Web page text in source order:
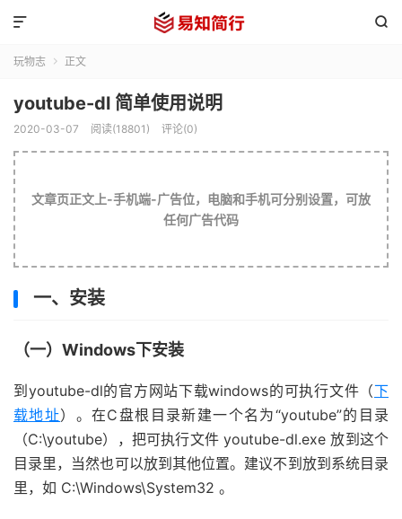


玩物志  正文
youtube-dl 简单使用说明
2020-03-07 阅读(18801) 评论(0)
文章页正文上-手机端-广告位，电脑和手机可分别设置，可放
任何广告代码
一、安装
（一）Windows下安装
到youtube-dl的官方网站下载windows的可执行文件（下
载地址）。在C盘根目录新建一个名为“youtube”的目录
（C:\youtube），把可执行文件 youtube-dl.exe 放到这个
目录里，当然也可以放到其他位置。建议不到放到系统目录
里，如 C:\Windows\System32 。